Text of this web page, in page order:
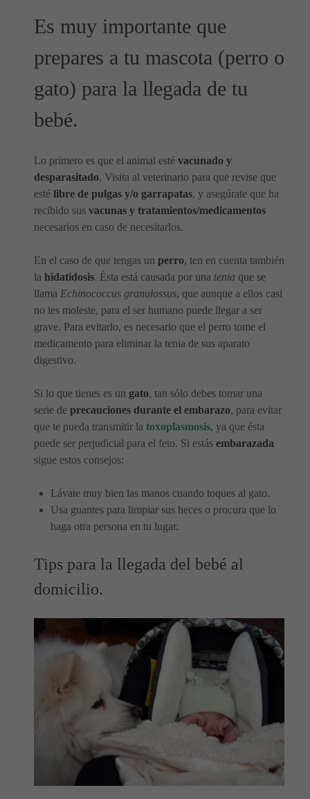
Es muy importante que
prepares a tu mascota (perro o
gato) para la llegada de tu
bebé.
Lo primero es que el animal esté vacunado y
desparasitado. Visita al veterinario para que revise que
esté libre de pulgas y/o garrapatas, y asegúrate que ha
recibido sus vacunas y tratamientos/medicamentos
necesarios en caso de necesitarlos.
En el caso de que tengas un perro, ten en cuenta también
la hidatidosis. Ésta está causada por una tenia que se
llama Echinococcus granulossus, que aunque a ellos casi
no les moleste, para el ser humano puede llegar a ser
grave. Para evitarlo, es necesario que el perro tome el
medicamento para eliminar la tenia de sus aparato
digestivo.
Si lo que tienes es un gato, tan sólo debes tomar una
serie de precauciones durante el embarazo, para evitar
que te pueda transmitir la toxoplasmosis, ya que ésta
puede ser perjudicial para el feto. Si estás embarazada
sigue estos consejos:
Lávate muy bien las manos cuando toques al gato.
Usa guantes para limpiar sus heces o procura que lo
haga otra persona en tu lugar.
Tips para la llegada del bebé al
domicilio.